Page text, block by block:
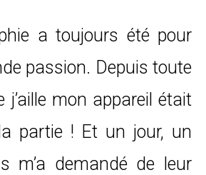
a toujours été pour
passion. Depuis toute
j’aille mon appareil était
partie ! Et un jour, un
m’a demandé de leur